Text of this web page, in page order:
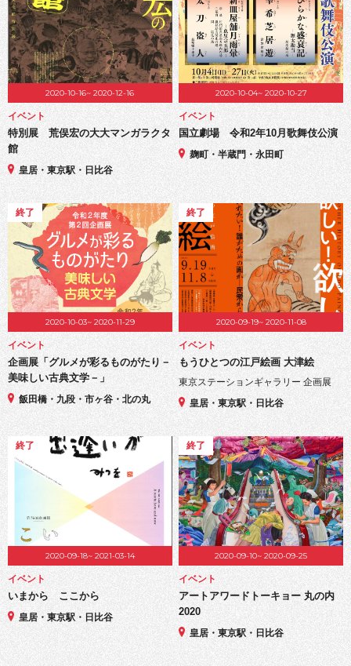
2020-10-16~ 2020-12-16
イベント
特別展 荒俣宏の大大マンガラクタ
館
皇居・東京駅・日比谷
2020-10-04~ 2020-10-27
イベント
国立劇場 令和2年10月歌舞伎公演
麹町・半蔵門・永田町
終了
2020-10-03~ 2020-11-29
イベント
企画展「グルメが彩るものがたり－
美味しい古典文学－」
飯田橋・九段・市ヶ谷・北の丸
終了
2020-09-19~ 2020-11-08
イベント
もうひとつの江戸絵画 大津絵
東京ステーションギャラリー 企画展
皇居・東京駅・日比谷
終了
2020-09-18~ 2021-03-14
イベント
いまから ここから
皇居・東京駅・日比谷
終了
2020-09-10~ 2020-09-25
イベント
アートアワードトーキョー 丸の内
2020
皇居・東京駅・日比谷